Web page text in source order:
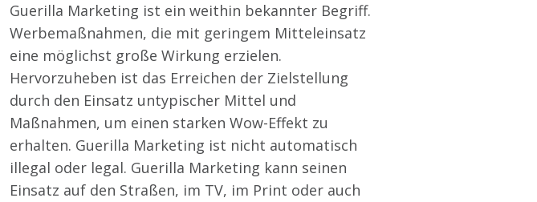
Guerilla Marketing ist ein weithin bekannter Begriff.
Werbemaßnahmen, die mit geringem Mitteleinsatz
eine möglichst große Wirkung erzielen.
Hervorzuheben ist das Erreichen der Zielstellung
durch den Einsatz untypischer Mittel und
Maßnahmen, um einen starken Wow-Effekt zu
erhalten. Guerilla Marketing ist nicht automatisch
illegal oder legal. Guerilla Marketing kann seinen
Einsatz auf den Straßen, im TV, im Print oder auch